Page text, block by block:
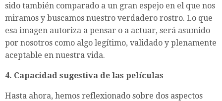
sido también comparado a un gran espejo en el que nos
miramos y buscamos nuestro verdadero rostro. Lo que
esa imagen autoriza a pensar o a actuar, será asumido
por nosotros como algo legítimo, validado y plenamente
aceptable en nuestra vida.
4. Capacidad sugestiva de las películas
Hasta ahora, hemos reflexionado sobre dos aspectos